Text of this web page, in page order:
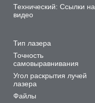
Технический: Ссылки на
видео
Тип лазера
Точность
самовыравнивания
Угол раскрытия лучей
лазера
Файлы